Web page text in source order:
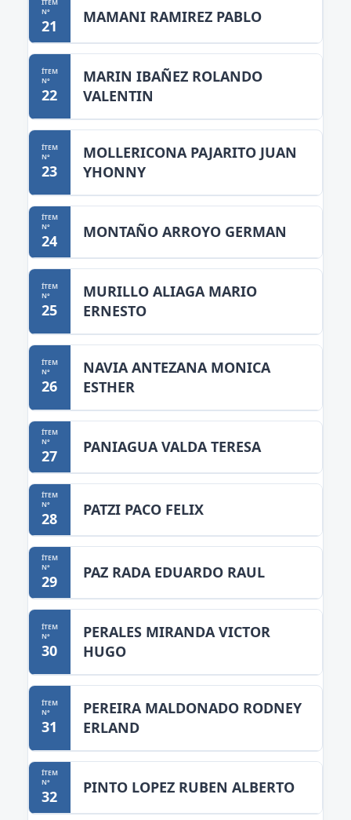
21 MAMANI RAMIREZ PABLO
22
MARIN IBAÑEZ ROLANDO
VALENTIN
23
MOLLERICONA PAJARITO JUAN
YHONNY
24 MONTAÑO ARROYO GERMAN
25
MURILLO ALIAGA MARIO
ERNESTO
26
NAVIA ANTEZANA MONICA
ESTHER
27 PANIAGUA VALDA TERESA
28 PATZI PACO FELIX
29 PAZ RADA EDUARDO RAUL
30
PERALES MIRANDA VICTOR
HUGO
31
PEREIRA MALDONADO RODNEY
ERLAND
32 PINTO LOPEZ RUBEN ALBERTO